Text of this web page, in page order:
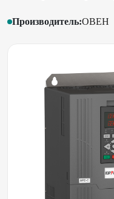
Производитель:ОВЕН